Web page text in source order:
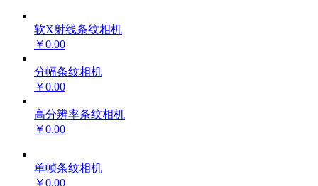
软X射线条纹相机
￥0.00
分幅条纹相机
￥0.00
高分辨率条纹相机
￥0.00
单帧条纹相机
￥0.00